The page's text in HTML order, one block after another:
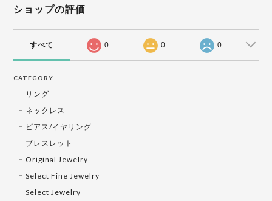
ショップの評価
すべて 0 0 0
CATEGORY
リング
ネックレス
ピアス/イヤリング
ブレスレット
Original Jewelry
Select Fine Jewelry
Select Jewelry